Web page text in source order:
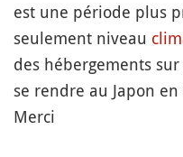
est une période plus
seulement niveau
des hébergements
se rendre au Japon
Merci